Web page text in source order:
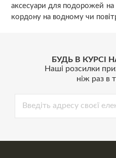
аксесуари для подорожей на
кордону на водному чи
БУДЬ В КУРСІ
Наші розсилки
ніж раз в